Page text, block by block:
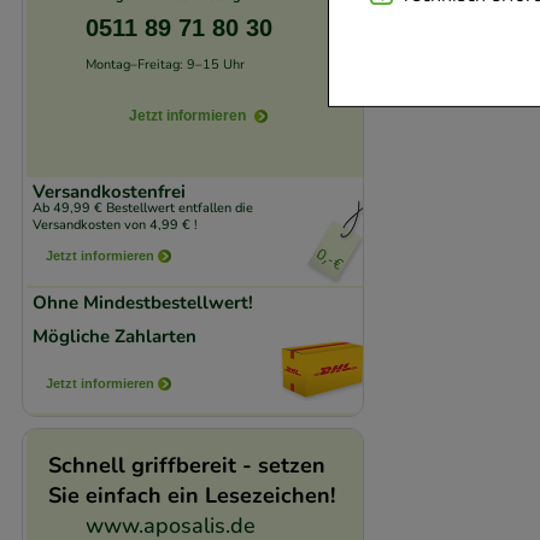
Website
verzichtet werden
0511 89 71 80 30
Montag–Freitag: 9–15 Uhr
Jetzt informieren
Versandkostenfrei
Ab 49,99 € Bestellwert entfallen die
Versandkosten von 4,99 € !
Jetzt informieren
Ohne Mindestbestellwert!
Mögliche Zahlarten
Jetzt informieren
Schnell griffbereit - setzen
Sie einfach ein Lesezeichen!
www.aposalis.de